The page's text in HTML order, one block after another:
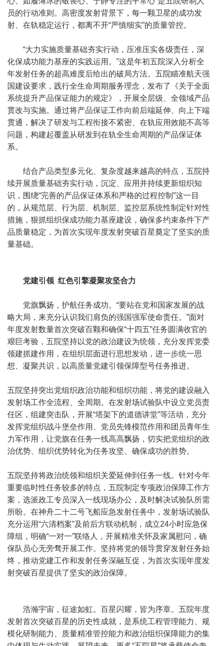
员的行动准则。高密度发射背景下，每一颗卫星的成功发
射、在轨稳定运行，都离不开“严慎细实”的质量管控。
“大力实施质量基础夯实行动，压准压实各级责任，深
化保成功能力基座的实践运用。”这是年初五院深入分析全
年发射任务的超高难度后给出的破局方法。五院瞄准航天强
国建设要求，践行全生命周期服务理念，发布了《关于全面
系统提升产品保证能力的规定》，开展全层级、全领域产品
贯改与实施。通过将产品保证工作向前后端延伸、向上下端
贯通，解决了研发与工程衔接不紧密、在轨应用效能不高等
问题，构建起覆盖从研发到在轨全生命周期的产品保证体
系。
结合产品类型多元化、复杂度越来越高的特点，五院持
续开展质量基础夯实行动，沉淀、应用并持续更新组织知
识，围绕“完善的产品保证体系和严格的过程控制”这一目
的，从规范层、行为层、机制层、监控层系统性制定针对性
措施，狠抓组织保成功能力基座建设，确保多约束条件下产
品质量稳定，为首次实现年度发射突破百星奠定了坚实的质
量基础。
党建引领 红色引擎凝聚攻坚合力
党旗飘扬，护航任务成功。“要站在党和国家发展的战
略大局，来充分认识我们肩负的强国强军使命责任。”面对
年度发射数量首次突破百颗和确保“十四五”任务圆满收官的
艰巨考验，五院坚持以党的政治建设为统领，充分发挥党委
领建抓建作用，在组织层面进行思想发动，进一步统一思
想、凝聚共识，以高质量党建引领保障型号任务推进。
五院坚持突出党组织政治功能和组织功能，将党的建设融入
发射场工作全流程、全周期。在发射场试验队中设立党员责
任区，组建突击队，开展“塔架下的道德讲堂”等活动，充分
发挥党组织战斗堡垒作用、党员先锋模范作用和团员青年生
力军作用，让党旗在任务一线高高飘扬，切实把党组织的政
治优势、组织优势转化为任务攻坚、确保成功的胜势。
五院坚持将政治统领和组织关爱延伸到任务一线。针对今年
重要临时性任务较多的特点，五院制定专项政治保障工作方
案，选派政工专员深入一线现场办公，及时解决试验队所需
所盼。在神舟二十二号飞船应急发射任务中，发射场试验队
充分运用“六清档案”及前后方联动机制，成立24小时应急保
障组，明确“一对一”联络人，开展精准关怀及家属慰问，确
保队员心无旁骛开展工作。坚持将党的领导贯穿发射任务始
终，推动党建工作和发射任务深融互促，为首次实现年度发
射突破百星提供了坚实的政治保障。
浩瀚宇宙，征途如虹。百星闪耀，皆为序章。五院年度
发射首次突破百星的历史性成就，是系统工程管理能力、规
模化研制能力、质量精准管控能力和政治组织保障能力的集